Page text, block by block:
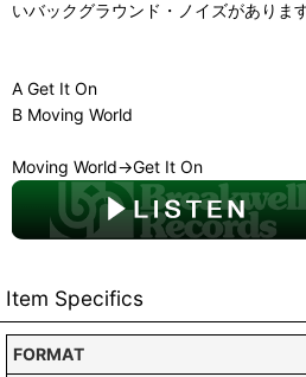
いバックグラウンド・ノイズがありま
A Get It On
B Moving World
Moving World→Get It On
Item Specifics
FORMAT